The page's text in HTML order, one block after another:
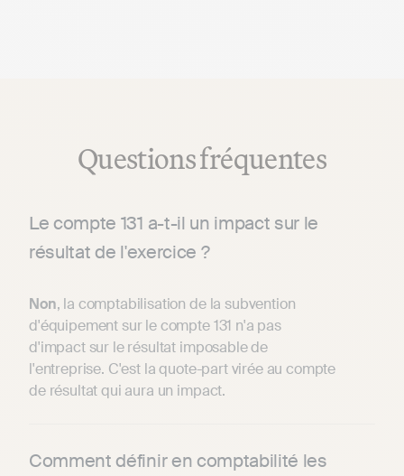
Questions fréquentes
Le compte 131 a-t-il un impact sur le
résultat de l'exercice ?
Non, la comptabilisation de la subvention
d'équipement sur le compte 131 n'a pas
d'impact sur le résultat imposable de
l'entreprise. C'est la quote-part virée au compte
de résultat qui aura un impact.
Comment définir en comptabilité les